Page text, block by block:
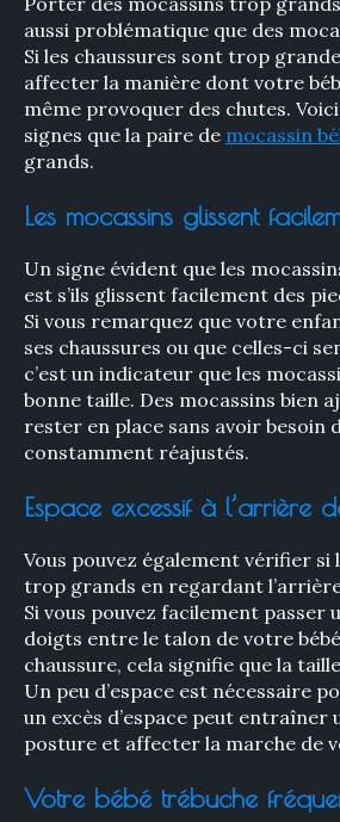
aussi problématique que des
Si les chaussures sont trop
affecter la manière dont votre
même provoquer des chutes.
signes que la paire de mocassin
grands.
Les mocassins glissent
Un signe évident que les
est s’ils glissent facilement des
Si vous remarquez que votre
ses chaussures ou que celles-ci
c’est un indicateur que les
bonne taille. Des mocassins bien
rester en place sans avoir besoin
constamment réajustés.
Espace excessif à l’arrière
Vous pouvez également vérifier si
trop grands en regardant
Si vous pouvez facilement passer
doigts entre le talon de votre
chaussure, cela signifie que la
Un peu d’espace est nécessaire
un excès d’espace peut entraîner
posture et affecter la marche de
Votre bébé trébuche
Rechercher